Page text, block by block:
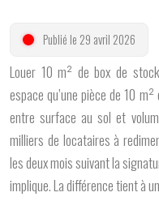
Publié le 29 avril 2026
Louer 10 m² de box de
espace qu’une pièce de 10
entre surface au sol et
milliers de locataires à
les deux mois suivant la
implique. La différence tient à